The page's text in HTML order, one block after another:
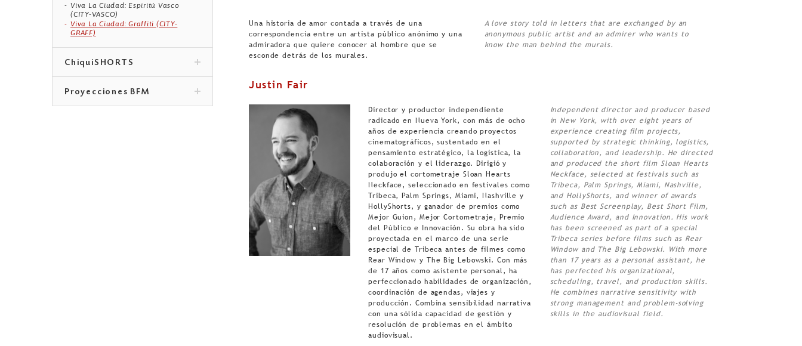
Una historia de amor contada a través de una
correspondencia entre un artista público anónimo y una
admiradora que quiere conocer al hombre que se
esconde detrás de los murales.
A love story told in letters that are exchanged by an
anonymous public artist and an admirer who wants to
know the man behind the murals.
Justin Fair
Director y productor independiente
radicado en Nueva York, con más de ocho
años de experiencia creando proyectos
cinematográficos, sustentado en el
pensamiento estratégico, la logística, la
colaboración y el liderazgo. Dirigió y
produjo el cortometraje Sloan Hearts
Neckface, seleccionado en festivales como
Tribeca, Palm Springs, Miami, Nashville y
HollyShorts, y ganador de premios como
Mejor Guion, Mejor Cortometraje, Premio
del Público e Innovación. Su obra ha sido
proyectada en el marco de una serie
especial de Tribeca antes de filmes como
Rear Window y The Big Lebowski. Con más
de 17 años como asistente personal, ha
perfeccionado habilidades de organización,
coordinación de agendas, viajes y
producción. Combina sensibilidad narrativa
con una sólida capacidad de gestión y
resolución de problemas en el ámbito
audiovisual.
Independent director and producer based
in New York, with over eight years of
experience creating film projects,
supported by strategic thinking, logistics,
collaboration, and leadership. He directed
and produced the short film Sloan Hearts
Neckface, selected at festivals such as
Tribeca, Palm Springs, Miami, Nashville,
and HollyShorts, and winner of awards
such as Best Screenplay, Best Short Film,
Audience Award, and Innovation. His work
has been screened as part of a special
Tribeca series before films such as Rear
Window and The Big Lebowski. With more
than 17 years as a personal assistant, he
has perfected his organizational,
scheduling, travel, and production skills.
He combines narrative sensitivity with
strong management and problem-solving
skills in the audiovisual field.
Viva La Ciudad: Espiritú Vasco
(CITY-VASCO)
Viva La Ciudad: Graffiti (CITY-
GRAFF)
ChiquiSHORTS
Proyecciones BFM